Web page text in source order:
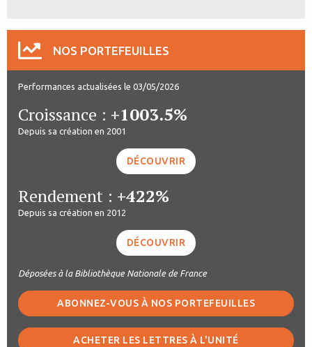
NOS PORTEFEUILLES
Performances actualisées le 03/05/2026
Croissance : +1003.5%
Depuis sa création en 2001
DÉCOUVRIR
Rendement : +422%
Depuis sa création en 2012
DÉCOUVRIR
Déposées à la Bibliothèque Nationale de France
ABONNEZ-VOUS À NOS PORTEFEUILLES
ACHETER LES LETTRES À L'UNITÉ